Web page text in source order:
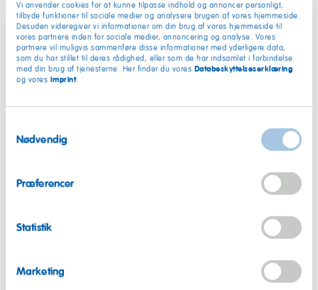
Vi anvender cookies for at kunne tilpasse indhold og annoncer personligt,
tilbyde funktioner til sociale medier og analysere brugen af vores hjemmeside.
Desuden videregiver vi informationer om din brug af vores hjemmeside til
vores partnere inden for sociale medier, annoncering og analyse. Vores
partnere vil muligvis sammenføre disse informationer med yderligere data,
som du har stillet til deres rådighed, eller som de har indsamlet i forbindelse
med din brug af tjenesterne. Her finder du vores Databeskyttelseserklæring
og vores Imprint.
Nødvendig
Præferencer
Statistik
Marketing